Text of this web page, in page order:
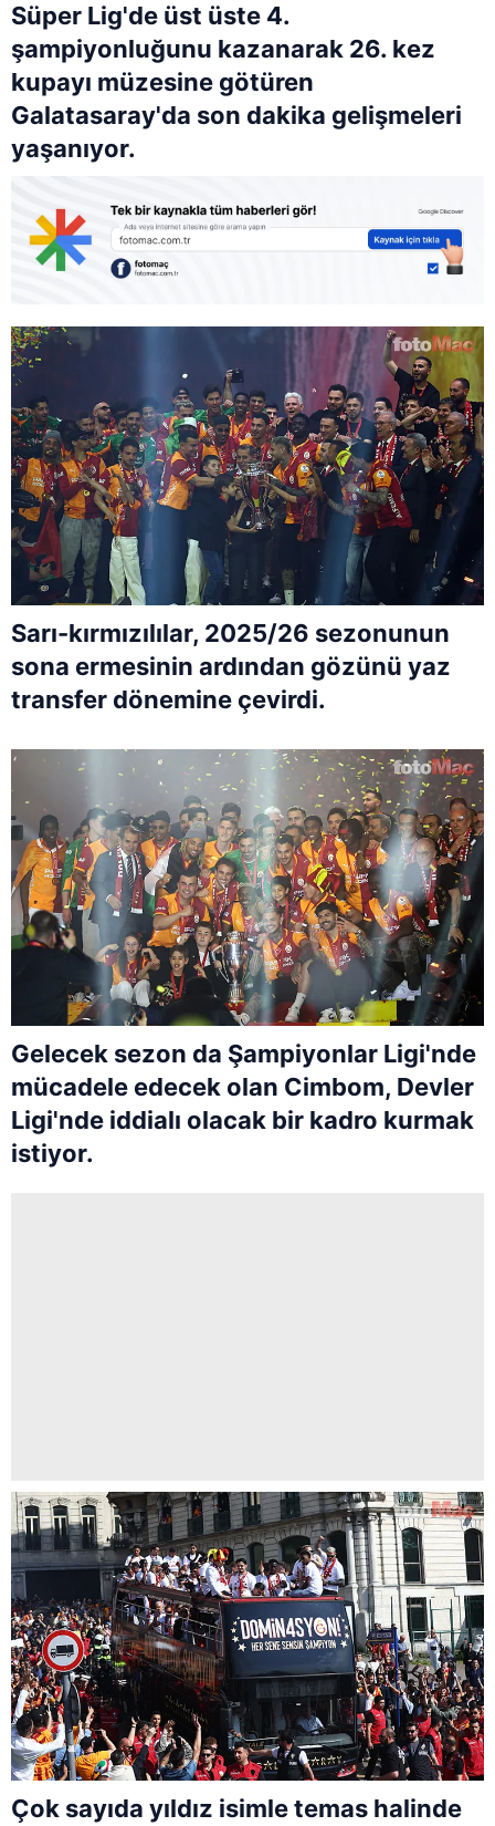
Süper Lig'de üst üste 4.
şampiyonluğunu kazanarak 26. kez
kupayı müzesine götüren
Galatasaray'da son dakika gelişmeleri
yaşanıyor.
Sarı-kırmızılılar, 2025/26 sezonunun
sona ermesinin ardından gözünü yaz
transfer dönemine çevirdi.
Gelecek sezon da Şampiyonlar Ligi'nde
mücadele edecek olan Cimbom, Devler
Ligi'nde iddialı olacak bir kadro kurmak
istiyor.
Çok sayıda yıldız isimle temas halinde